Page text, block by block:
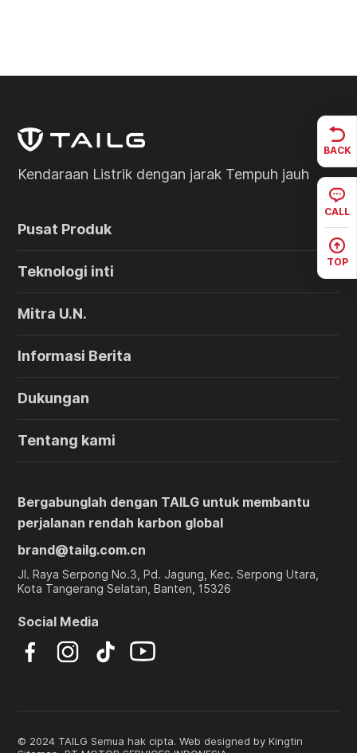
Kendaraan Listrik dengan jarak Tempuh jauh
Pusat Produk
Teknologi inti
Mitra U.N.
Informasi Berita
Dukungan
Tentang kami
Bergabunglah dengan TAILG untuk membantu
perjalanan rendah karbon global
brand@tailg.com.cn
Jl. Raya Serpong No.3, Pd. Jagung, Kec. Serpong Utara,
Kota Tangerang Selatan, Banten, 15326
Social Media
© 2024 TAILG Semua hak cipta. Web designed by Kingtin
CALL
TOP
BACK